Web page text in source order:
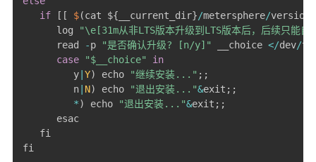
if
[ [ $(cat ${ __current_dir}/metersphere/version
      log
"\e[31m从非LTS版本升级到LTS版本后，后续只能
      read
-p "是否确认升级? [n/y]" __choice </dev/
case
"$__choice"
in
         y
| Y) echo "继续安装..." ; ;
         n
| N) echo "退出安装..."&exit ; ;
*) echo "退出安装..."&exit ; ;
      esac
   fi
fi